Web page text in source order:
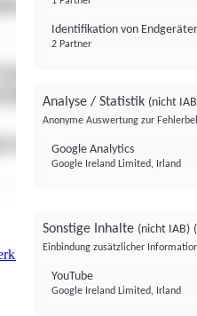
Datenschutzeinstellungen
Identifikation von
2 Partner
Analyse / Statistik (nicht
Anonyme Auswertung zur
Google Analytics
Google Ireland Limited, Irland
Sonstige Inhalte (nicht IAB)
Einbindung zusätzlicher
YouTube
Google Ireland Limited, Irland